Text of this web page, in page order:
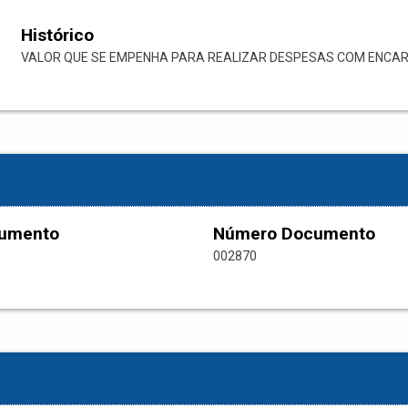
Histórico
VALOR QUE SE EMPENHA PARA REALIZAR DESPESAS COM
Número Documento
002870